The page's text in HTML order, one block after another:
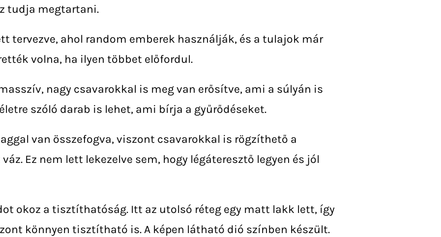
tudja megtartani.
tervezve, ahol random emberek használják, és a tulajok már
volna, ha ilyen többet előfordul.
nagy csavarokkal is meg van erősítve, ami a súlyán is
szóló darab is lehet, ami bírja a gyűrődéseket.
van összefogva, viszont csavarokkal is rögzíthető a
Ez nem lett lekezelve sem, hogy légáteresztő legyen és jól
okoz a tisztíthatóság. Itt az utolsó réteg egy matt lakk lett, így
könnyen tisztítható is. A képen látható dió színben készült.